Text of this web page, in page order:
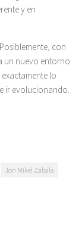
y en
Posiblemente, con
un nuevo entorno
lo
ir evolucionando.
Jon Mikel Zabala